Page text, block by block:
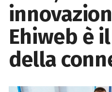
Ehiweb è
della